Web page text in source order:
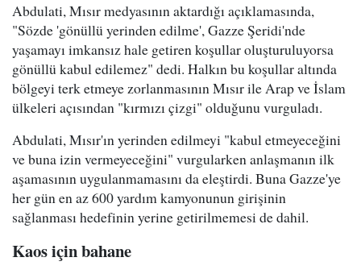
Abdulati, Mısır medyasının aktardığı açıklamasında,
"Sözde 'gönüllü yerinden edilme', Gazze Şeridi'nde
yaşamayı imkansız hale getiren koşullar oluşturuluyorsa
gönüllü kabul edilemez" dedi. Halkın bu koşullar altında
bölgeyi terk etmeye zorlanmasının Mısır ile Arap ve İslam
ülkeleri açısından "kırmızı çizgi" olduğunu vurguladı.
Abdulati, Mısır'ın yerinden edilmeyi "kabul etmeyeceğini
ve buna izin vermeyeceğini" vurgularken anlaşmanın ilk
aşamasının uygulanmamasını da eleştirdi. Buna Gazze'ye
her gün en az 600 yardım kamyonunun girişinin
sağlanması hedefinin yerine getirilmemesi de dahil.
Kaos için bahane